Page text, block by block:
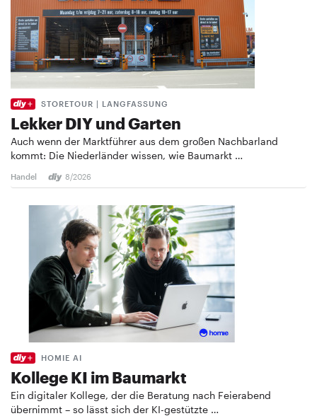
STORETOUR | LANGFASSUNG
Lekker DIY und Garten
Auch wenn der Marktführer aus dem großen Nachbarland
kommt: Die Niederländer wissen, wie Baumarkt …
Handel 8/2026
HOMIE AI
Kollege KI im Baumarkt
Ein digitaler Kollege, der die Beratung nach Feierabend
übernimmt – so lässt sich der KI-gestützte …